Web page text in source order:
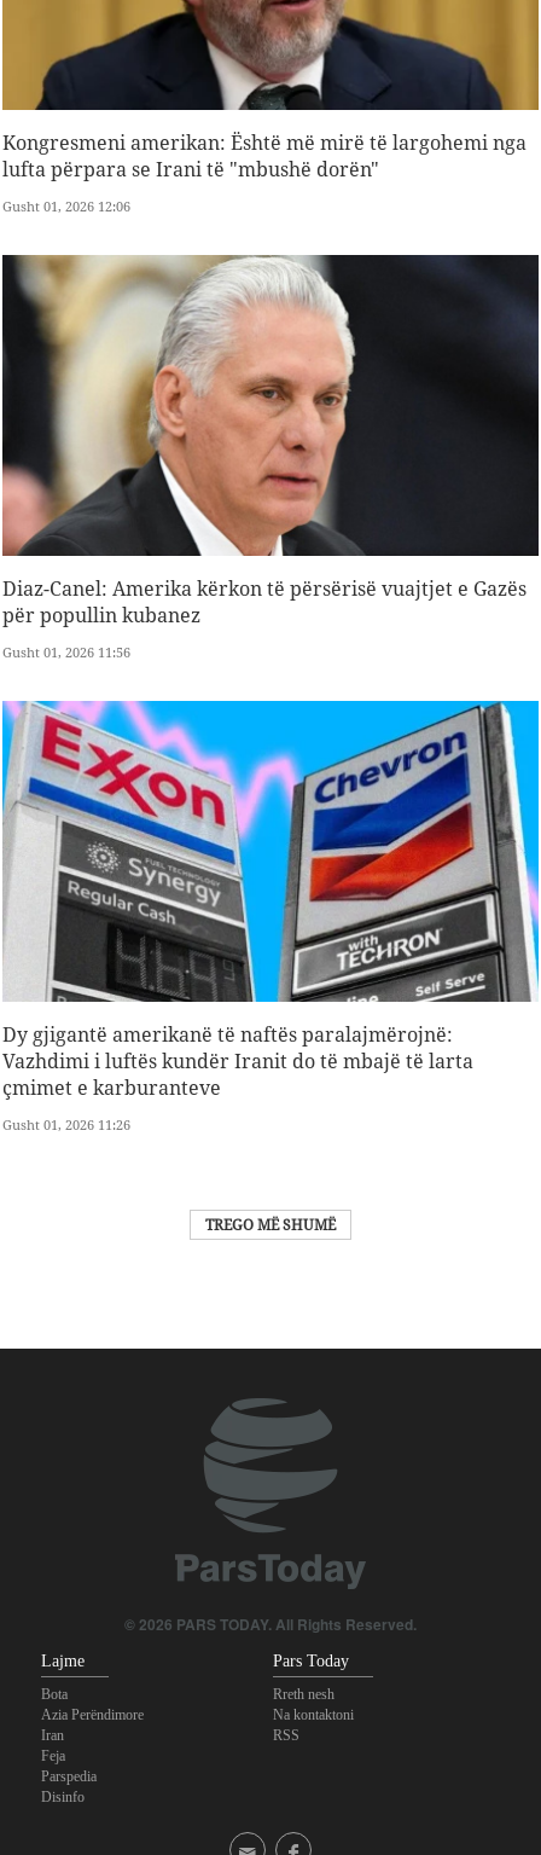
Kongresmeni amerikan: Është më mirë të largohemi nga
lufta përpara se Irani të "mbushë dorën"
Gusht 01, 2026 12:06
Diaz-Canel: Amerika kërkon të përsërisë vuajtjet e Gazës
për popullin kubanez
Gusht 01, 2026 11:56
Dy gjigantë amerikanë të naftës paralajmërojnë:
Vazhdimi i luftës kundër Iranit do të mbajë të larta
çmimet e karburanteve
Gusht 01, 2026 11:26
TREGO MË SHUMË
© 2026 PARS TODAY. All Rights Reserved.
Lajme
Bota
Azia Perëndimore
Iran
Feja
Parspedia
Disinfo
Pars Today
Rreth nesh
Na kontaktoni
RSS